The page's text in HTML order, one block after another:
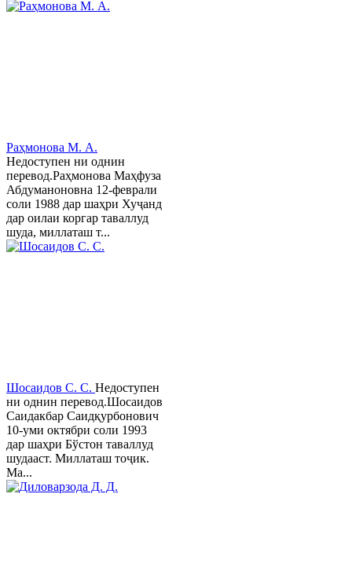
Раҳмонова М. А.
Недоступен ни однин
перевод.Раҳмонова Маҳфуза
Абдуманоновна 12-феврали
соли 1988 дар шаҳри Хуҷанд
дар оилаи коргар таваллуд
шуда, миллаташ т...
Шосаидов С. С. Недоступен
ни однин перевод.Шосаидов
Саидакбар Саидқурбонович
10-уми октябри соли 1993
дар шаҳри Бўстон таваллуд
шудааст. Миллаташ тоҷик.
Ма...